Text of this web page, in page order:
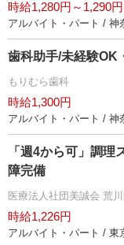
時給1,280円～1,290円
アルバイト・パート / 神
歯科助手/未経験OK
もりむら歯科
時給1,300円
アルバイト・パート / 神
「週4から可」調理
障完備
医療法人社団美誠会 荒
時給1,226円
アルバイト・パート / 東